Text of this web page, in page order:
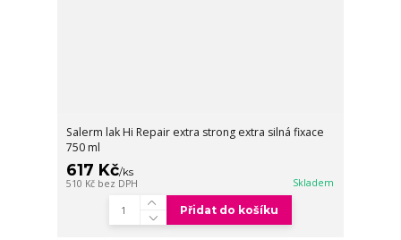
Salerm lak Hi Repair extra strong extra silná fixace
750 ml
617 Kč/ks
510 Kč bez DPH Skladem
Přidat do košíku